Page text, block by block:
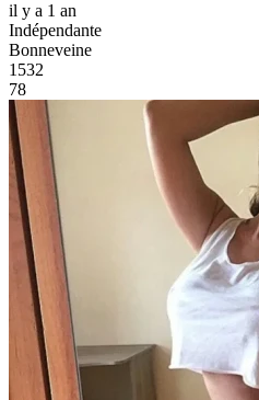
il y a 1 an
Indépendante
Bonneveine
1532
78